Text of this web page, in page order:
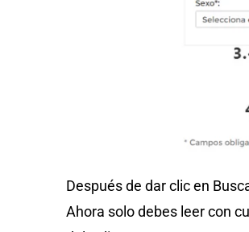
Después de dar clic en
Ahora solo debes leer con